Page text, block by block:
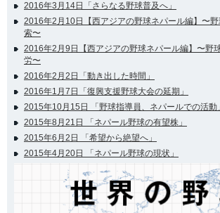
2016年3月14日「さらなる野球普及へ」
2016年2月10日【西アジアの野球ネパール編】〜
索〜
2016年2月9日【西アジアの野球ネパール編】〜野
労〜
2016年2月2日「動き出した時間」
2016年1月7日「復興支援野球大会の延期」
2015年10月15日 「野球指導員、ネパールでの活動」
2015年8月21日 「ネパール野球の有望株」
2015年6月2日 「希望から絶望へ」
2015年4月20日 「ネパール野球の現状」